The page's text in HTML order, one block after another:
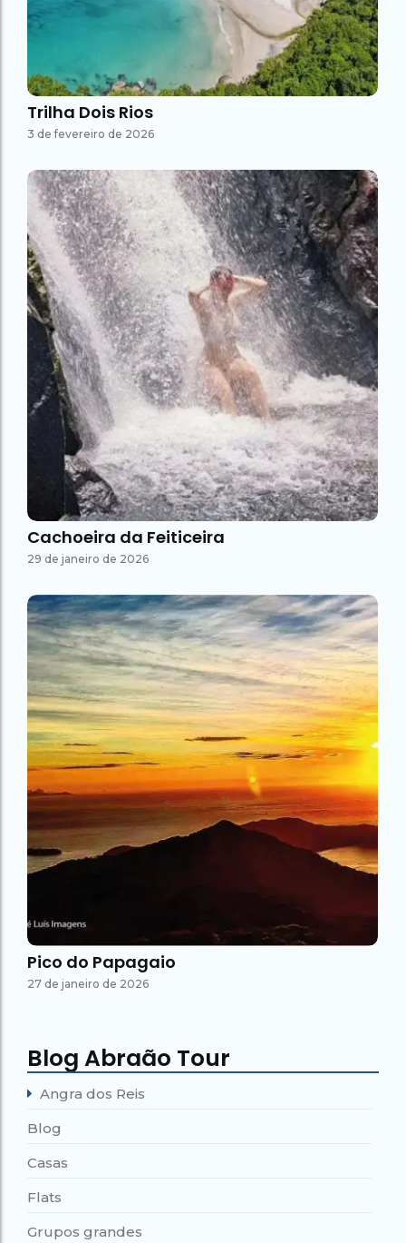
Trilha Dois Rios
3 de fevereiro de 2026
Cachoeira da Feiticeira
29 de janeiro de 2026
Pico do Papagaio
27 de janeiro de 2026
Blog Abraão Tour
Angra dos Reis
Blog
Casas
Flats
Grupos grandes